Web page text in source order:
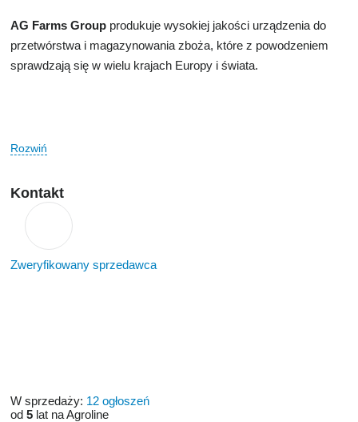
AG Farms Group produkuje wysokiej jakości urządzenia do
przetwórstwa i magazynowania zboża, które z powodzeniem
sprawdzają się w wielu krajach Europy i świata.
Rozwiń
Kontakt
Zweryfikowany sprzedawca
W sprzedaży: 12 ogłoszeń
od 5 lat na Agroline